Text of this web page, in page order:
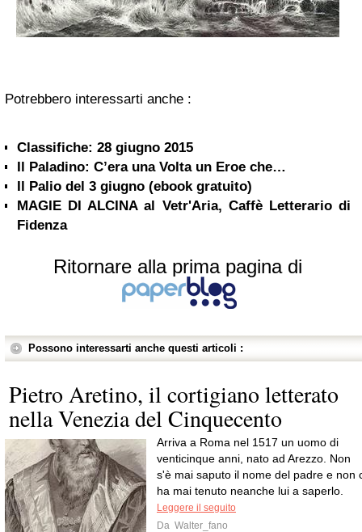
Potrebbero interessarti anche :
Classifiche: 28 giugno 2015
Il Paladino: C’era una Volta un Eroe che…
Il Palio del 3 giugno (ebook gratuito)
MAGIE DI ALCINA al Vetr'Aria, Caffè Letterario di
Fidenza
Ritornare alla prima pagina di
Possono interessarti anche questi articoli :
Pietro Aretino, il cortigiano letterato
nella Venezia del Cinquecento
Arriva a Roma nel 1517 un uomo di
venticinque anni, nato ad Arezzo. Non
s'è mai saputo il nome del padre e non
ha mai tenuto neanche lui a saperlo.
Leggere il seguito
Da Walter_fano